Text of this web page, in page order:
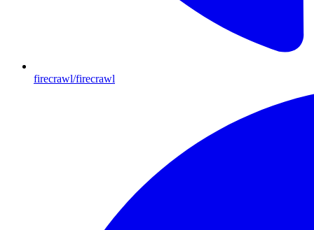
firecrawl/firecrawl